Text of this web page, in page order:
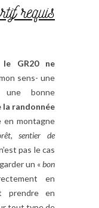
requis
le GR20 ne
sens- une
bonne
la randonnée
en montagne
sentier de
pas le cas
un «bon
en
prendre en